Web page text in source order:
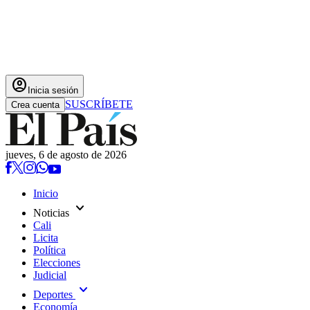
account_circle Inicia sesión
Crea cuenta SUSCRÍBETE
jueves, 6 de agosto de 2026
Inicio
Noticias expand_more
Cali
Licita
Política
Elecciones
Judicial
Deportes expand_more
Economía